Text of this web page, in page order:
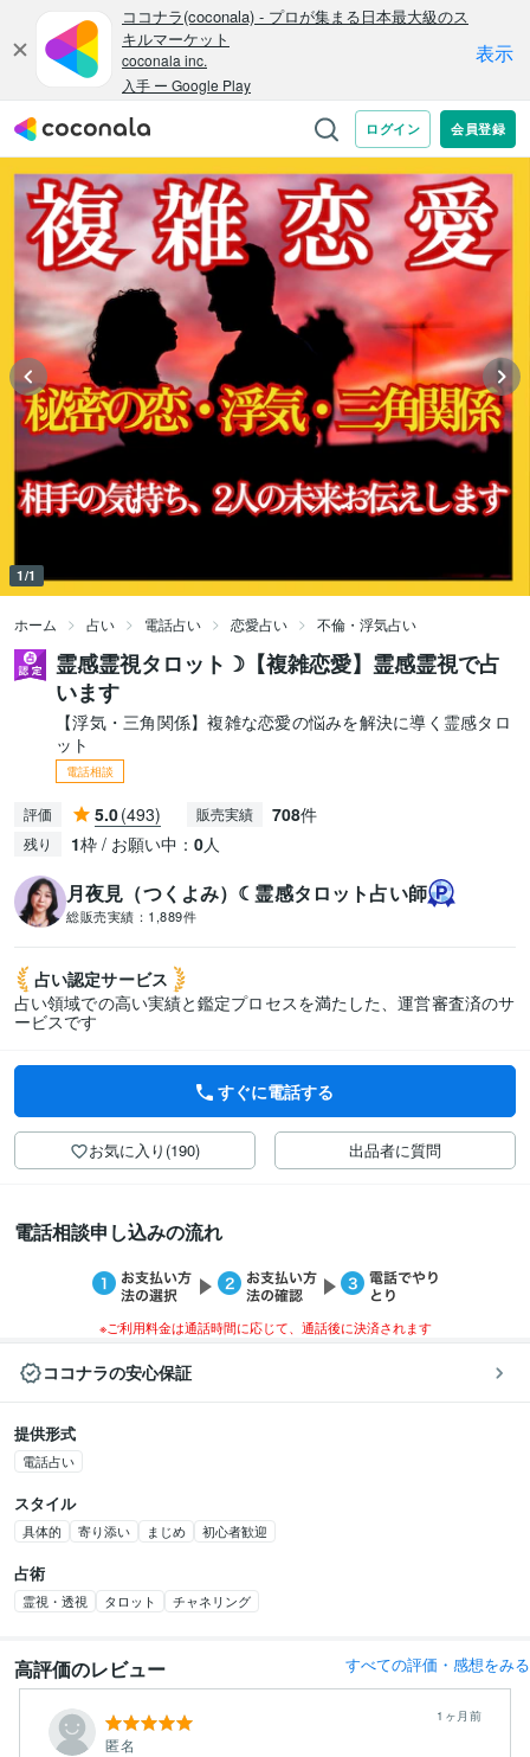
1/1
ホーム 占い 電話占い 恋愛占い 不倫・浮気占い
霊感霊視タロット☽【複雑恋愛】霊感霊視で占
います
【浮気・三角関係】複雑な恋愛の悩みを解決に導く霊感タロ
ット
電話相談
評価 5.0(493) 販売実績 708件
残り 1枠 / お願い中： 0人
月夜見（つくよみ）☾霊感タロット占い師
総販売実績： 1,889件
占い認定サービス
占い領域での高い実績と鑑定プロセスを満たした、運営審査済のサ
ービスです
すぐに電話する
お気に入り(190) 出品者に質問
電話相談申し込みの流れ
※ご利用料金は通話時間に応じて、通話後に決済されます
ココナラの安心保証
提供形式
電話占い
スタイル
具体的 寄り添い まじめ 初心者歓迎
占術
霊視・透視 タロット チャネリング
高評価のレビュー すべての評価・感想をみる
匿名
1ヶ月前